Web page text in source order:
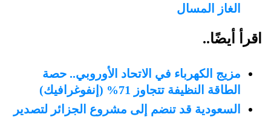
الغاز المسال
اقرأ أيضًا..
مزيج الكهرباء في الاتحاد الأوروبي.. حصة
الطاقة النظيفة تتجاوز 71% (إنفوغرافيك)
السعودية قد تنضم إلى مشروع الجزائر لتصدير